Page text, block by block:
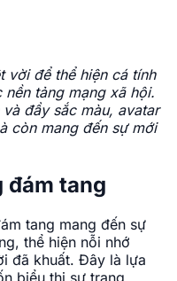
vời để thể hiện cá tính
tảng mạng xã hội.
đầy sắc màu, avatar
còn mang đến sự mới
đám tang
tang mang đến sự
thể hiện nỗi nhớ
đã khuất. Đây là lựa